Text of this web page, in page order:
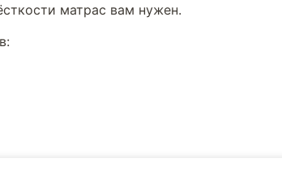
матрас вам нужен.